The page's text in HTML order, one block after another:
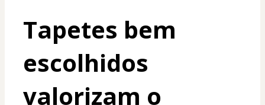
Tapetes bem
escolhidos
valorizam o